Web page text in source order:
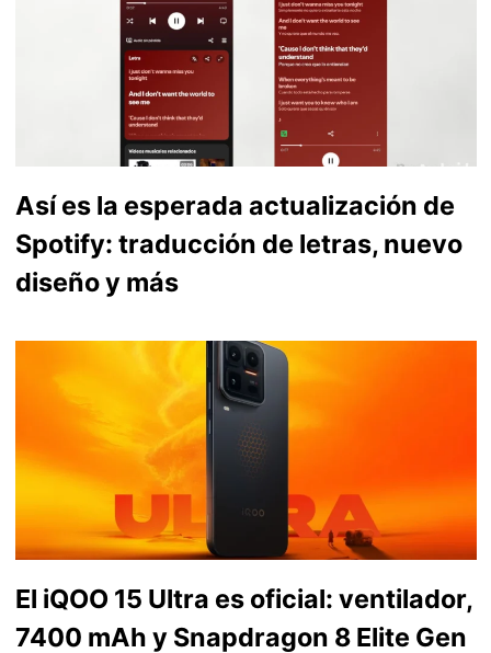
Así es la esperada actualización de
Spotify: traducción de letras, nuevo
diseño y más
El iQOO 15 Ultra es oficial: ventilador,
7400 mAh y Snapdragon 8 Elite Gen